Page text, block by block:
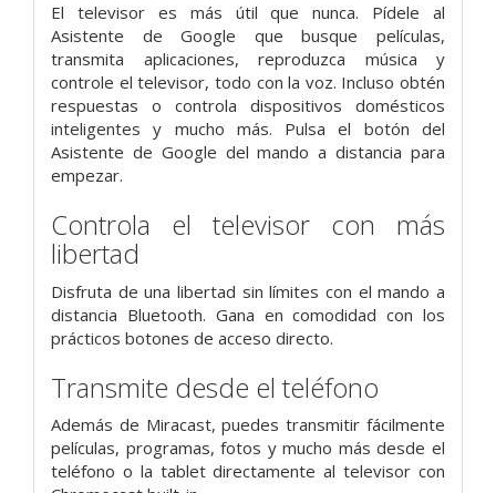
El televisor es más útil que nunca. Pídele al
Asistente de Google que busque películas,
transmita aplicaciones, reproduzca música y
controle el televisor, todo con la voz. Incluso obtén
respuestas o controla dispositivos domésticos
inteligentes y mucho más. Pulsa el botón del
Asistente de Google del mando a distancia para
empezar.
Controla el televisor con más
libertad
Disfruta de una libertad sin límites con el mando a
distancia Bluetooth. Gana en comodidad con los
prácticos botones de acceso directo.
Transmite desde el teléfono
Además de Miracast, puedes transmitir fácilmente
películas, programas, fotos y mucho más desde el
teléfono o la tablet directamente al televisor con